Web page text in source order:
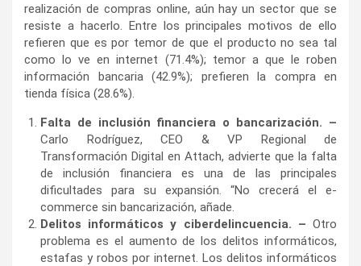
realización de compras online, aún hay un sector que se
resiste a hacerlo. Entre los principales motivos de ello
refieren que es por temor de que el producto no sea tal
como lo ve en internet (71.4%); temor a que le roben
información bancaria (42.9%); prefieren la compra en
tienda física (28.6%).
Falta de inclusión financiera o bancarización. –
Carlo Rodríguez, CEO & VP Regional de
Transformación Digital en Attach, advierte que la falta
de inclusión financiera es una de las principales
dificultades para su expansión. “No crecerá el e-
commerce sin bancarización, añade.
Delitos informáticos y ciberdelincuencia. – Otro
problema es el aumento de los delitos informáticos,
estafas y robos por internet. Los delitos informáticos